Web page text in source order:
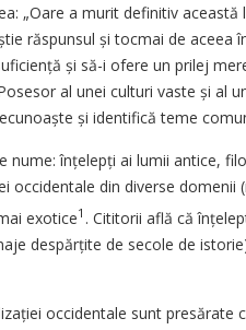
„Oare a murit definitiv
răspunsul și tocmai de aceea
și să-i ofere un prilej
al unei culturi vaste și al
și identifică teme
nume: înțelepți ai lumii antice,
occidentale din diverse
exotice1 . Cititorii află că
despărțite de secole de
occidentale sunt presărate